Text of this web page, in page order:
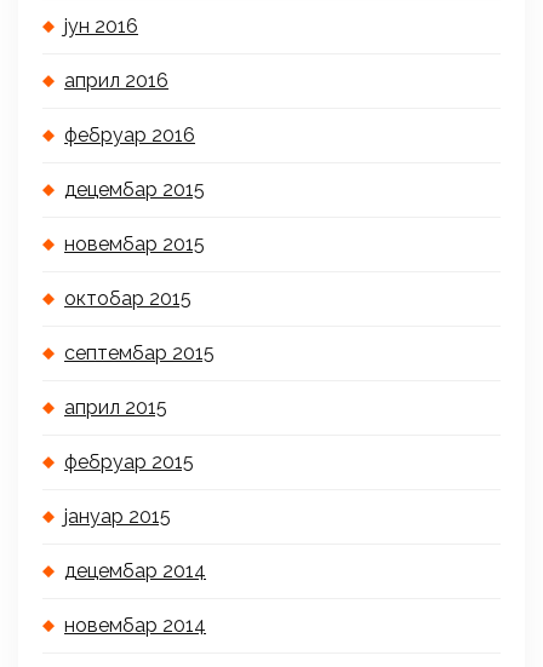
јун 2016
април 2016
фебруар 2016
децембар 2015
новембар 2015
октобар 2015
септембар 2015
април 2015
фебруар 2015
јануар 2015
децембар 2014
новембар 2014